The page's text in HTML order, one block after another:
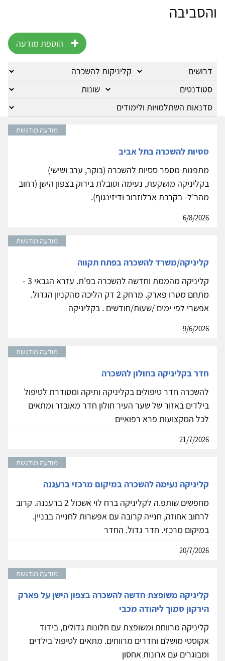
והסביבה
הוספת מודעה
מודעה מודגשת
ססיות להשכרה בתל אביב
מתפנות מספר ססיות להשכרה (בוקר, ערב ושישי)
בקליניקה מושקעת, נעימה וטובלת בירוק בצפון הישן (רחוב
מהר'ל- בקרבת ארלוזרוב ודיזינגוף).
6/8/2026
מודעה מודגשת
קליניקה/משרד להשכרה בפתח תקווה
קליניקה מהממת וחדשה להשכרה בפ'ת. עזרא הגבאי 3 -
מתחם מטרו פארק. מרחק 2 דק הליכה מהקניון הגדול.
אפשרי לפי ימים /שעות/חודשים . בקליניקה
9/6/2026
מודעה מודגשת
חדר בקליניקה בחולון להשכרה
להשכרה חדר טיפולים בקליניקה ותיקה ומסודרת לטיפול
בילדים באזור של שער העיר חולון חדר מאובזר ומתאים
לכל המקצועות פרא רפואיים
21/7/2026
מודעה מודגשת
קליניקה נעימה להשכרה במיקום מרכזי ברעננה
מחפשים שותפ.ה לקליניקה ברח לוי אשכול 2 ברעננה. קרוב
לרחוב אחוזה, חנייה קרובה עם אפשרות לחנייה בבניין.
במיקום מרכזי. חדר גדול. החדר
20/7/2026
מודעה מודגשת
קליניקה משופצת חדשה להשכרה בצפון הישן על פארק
הירקון סמוך ליהודה מכבי
קליניקה מרווחת ומשופצת עם חלונות גדולים, בידוד
אקוסטי מושלם וחדרים מרווחים. מתאים לטיפול בילדים
ומבוגרים עם ארונות אחסון